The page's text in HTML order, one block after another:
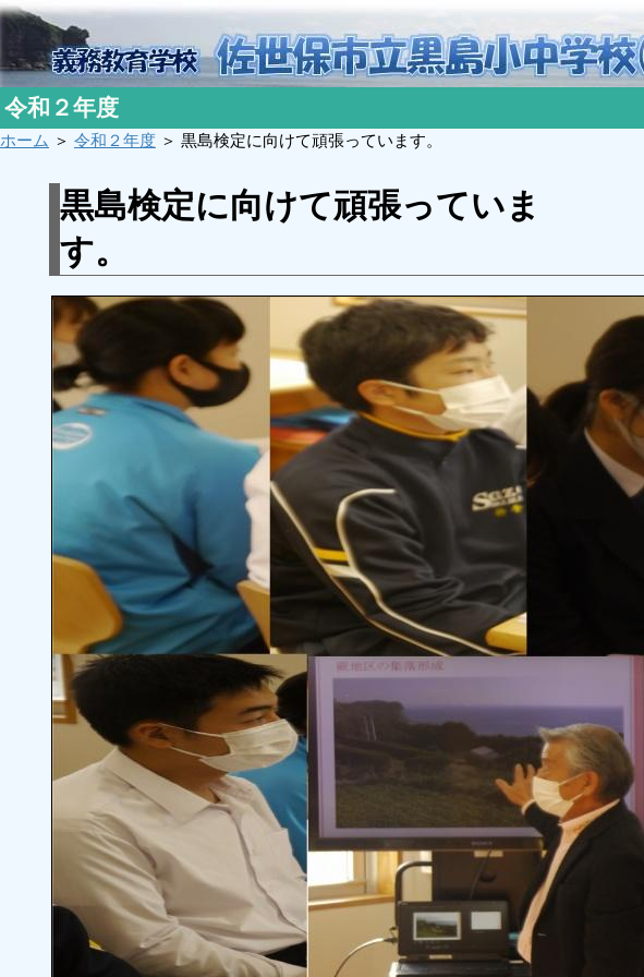
令和２年度
ホーム ＞ 令和２年度 ＞ 黒島検定に向けて頑張っています。
黒島検定に向けて頑張っていま
す。